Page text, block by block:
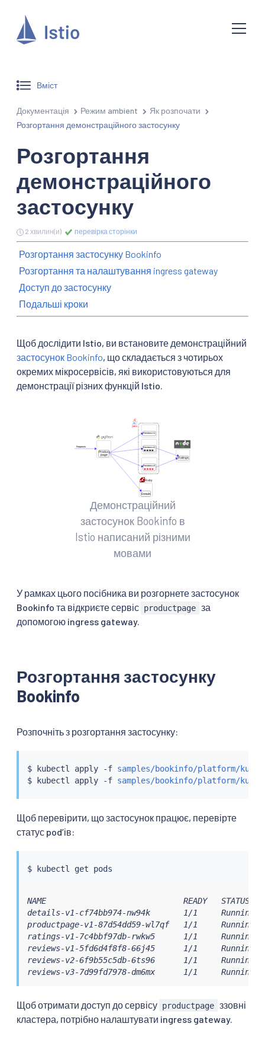
Вміст
Документація Режим ambient
Як розпочати
Розгортання демонстраційного застосунку
Розгортання
демонстраційного
застосунку
2 хвилин(и) перевірка сторінки
Розгортання застосунку Bookinfo
Розгортання та налаштування ingress gateway
Доступ до застосунку
Подальші кроки
Щоб дослідити Istio, ви встановите демонстраційний
застосунок Bookinfo, що складається з чотирьох
окремих мікросервісів, які використовуються для
демонстрації різних функцій Istio.
Демонстраційний
застосунок Bookinfo в
Istio написаний різними
мовами
У рамках цього посібника ви розгорнете застосунок
Bookinfo та відкриєте сервіс productpage за
допомогою ingress gateway.
Розгортання застосунку
Bookinfo
Розпочніть з розгортання застосунку:
$ kubectl apply -f samples/bookinfo/platform/
$
kubectl apply -f samples/bookinfo/platform/
Щоб перевірити, що застосунок працює, перевірте
статус podʼів:
$ kubectl
NAME                             READY   STATUS
details-v1-cf74bb974-nw94k       1/1
productpage-v1-87d54dd59-wl7qf   1/1
ratings-v1-7c4bbf97db-rwkw5      1/1
reviews-v1-5fd6d4f8f8-66j45      1/1
reviews-v2-6f9b55c5db-6ts96      1/1
reviews-v3-7d99fd7978-dm6mx      1/1
Щоб отримати доступ до сервісу productpage ззовні
кластера, потрібно налаштувати ingress gateway.